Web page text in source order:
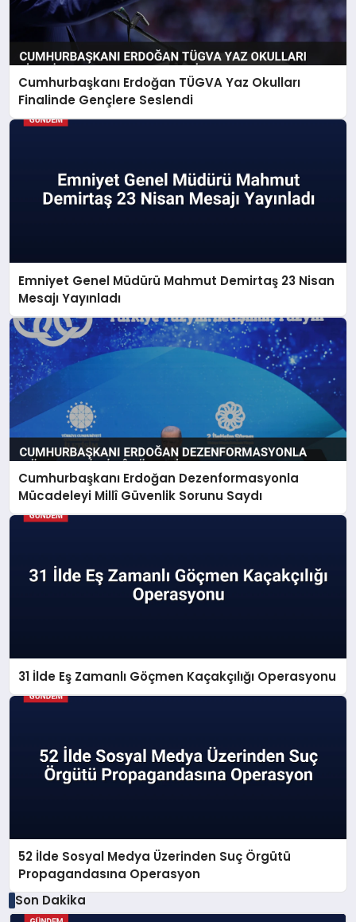
Cumhurbaşkanı Erdoğan TÜGVA Yaz Okulları
Finalinde Gençlere Seslendi
Emniyet Genel Müdürü Mahmut Demirtaş 23 Nisan
Mesajı Yayınladı
Cumhurbaşkanı Erdoğan Dezenformasyonla
Mücadeleyi Millî Güvenlik Sorunu Saydı
31 İlde Eş Zamanlı Göçmen Kaçakçılığı Operasyonu
52 İlde Sosyal Medya Üzerinden Suç Örgütü
Propagandasına Operasyon
Son Dakika